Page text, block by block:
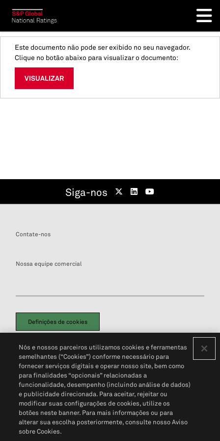
Este documento não pode ser exibido no seu navegador.
Clique no botão abaixo para visualizar o documento:
VISUALIZAR
Siga-nos
Contate-nos
Nossa equipe comercial
Definições de cookies
Política de PrivacidadePortal de privacidade do cliente (em inglês)
Não Venda Minhas Informações Pessoais© 2026 S&P Global
Nós e nossos parceiros utilizamos cookies e ferramentas
semelhantes (“Cookies”) conforme necessário para
fornecer serviços digitais e operar nosso site, bem como
para finalidades “opcionais” relacionadas a
funcionalidade, desempenho (incluindo análise de dados)
e publicidade direcionada. Para aceitar, rejeitar ou
modificar suas configurações de cookies, utilize os
botões neste banner. Para mais informações ou para
alterar sua escolha posteriormente, consulte nosso Aviso
sobre Cookies.